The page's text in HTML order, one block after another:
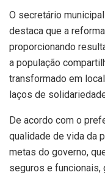
O secretário
destaca que a
proporcionando
a população
transformado em
laços de
De acordo com o
qualidade de vida da
metas do governo,
seguros e funcionais,